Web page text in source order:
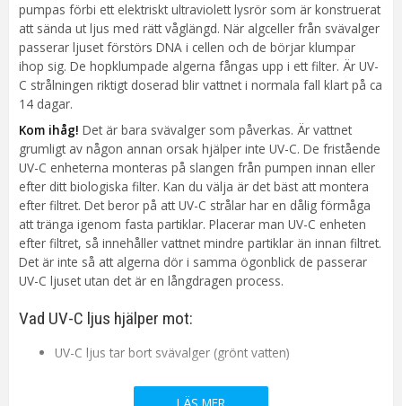
pumpas förbi ett elektriskt ultraviolett lysrör som är konstruerat
att sända ut ljus med rätt våglängd. När algceller från svävalger
passerar ljuset förstörs DNA i cellen och de börjar klumpar
ihop sig. De hopklumpade algerna fångas upp i ett filter. Är UV-
C strålningen riktigt doserad blir vattnet i normala fall klart på ca
14 dagar.
Kom ihåg! Det är bara svävalger som påverkas. Är vattnet
grumligt av någon annan orsak hjälper inte UV-C. De fristående
UV-C enheterna monteras på slangen från pumpen innan eller
efter ditt biologiska filter. Kan du välja är det bäst att montera
efter filtret. Det beror på att UV-C strålar har en dålig förmåga
att tränga igenom fasta partiklar. Placerar man UV-C enheten
efter filtret, så innehåller vattnet mindre partiklar än innan filtret.
Det är inte så att algerna dör i samma ögonblick de passerar
UV-C ljuset utan det är en långdragen process.
Vad UV-C ljus hjälper mot:
UV-C ljus tar bort svävalger (grönt vatten)
Det kan i vissa fall användas mot parasiter och bakterier.